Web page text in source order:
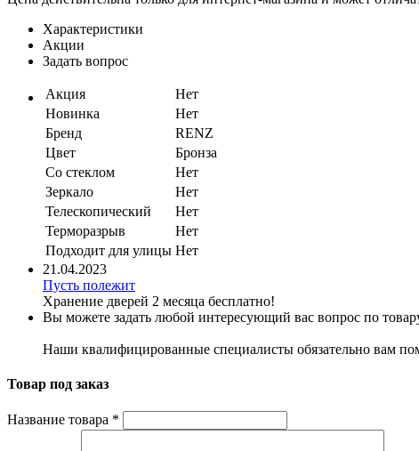
Характеристики
Акции
Задать вопрос
Акция
Нет
Новинка
Нет
Бренд
RENZ
Цвет
Бронза
Со стеклом
Нет
Зеркало
Нет
Телескопический
Нет
Терморазрыв
Нет
Подходит для улицы Нет
21.04.2023
Пусть полежит
Хранение дверей 2 месяца бесплатно!
Вы можете задать любой интересующий вас вопрос по
Наши квалифицированные специалисты обязательно вам
Товар под заказ
Название товара *